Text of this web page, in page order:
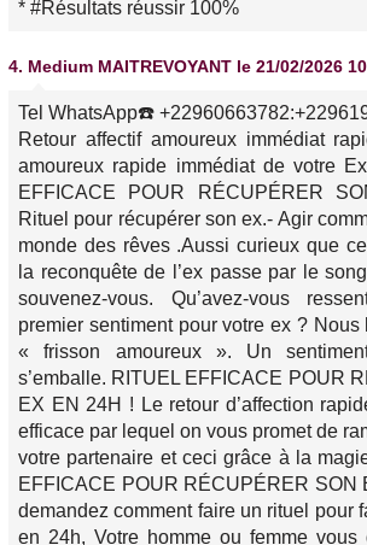
* #Résultats réussir 100%
4. Medium MAITREVOYANT le 21/02/2026
Tel WhatsApp☎️
Retour affectif amoureux immédiat
amoureux rapide immédiat de votre
EFFICACE POUR RÉCUPÉRER
Rituel pour récupérer son ex.- Agir
monde des rêves .Aussi curieux que
la reconquête de l’ex passe par le
souvenez-vous. Qu’avez-vous
premier sentiment pour votre ex ? Nous
« frisson amoureux ». Un
s’emballe. RITUEL EFFICACE POUR
EX EN 24H ! Le retour d’affection
efficace par lequel on vous promet de
votre partenaire et ceci grâce à la
EFFICACE POUR RÉCUPÉRER SON
demandez comment faire un rituel pour
en 24h, Votre homme ou femme vous